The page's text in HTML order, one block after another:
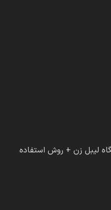
لیبل زن + روش استفاده